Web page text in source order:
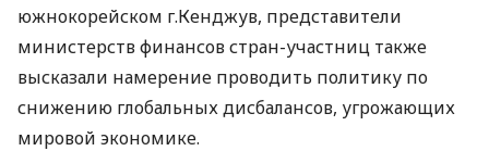
южнокорейском г.Кенджув, представители
министерств финансов стран-участниц также
высказали намерение проводить политику по
снижению глобальных дисбалансов, угрожающих
мировой экономике.